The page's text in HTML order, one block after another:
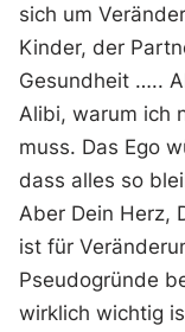
sich um
Kinder, der
Gesundheit …..
Alibi, warum ich
muss. Das Ego
dass alles so
Aber Dein Herz,
ist für
Pseudogründe
wirklich wichtig